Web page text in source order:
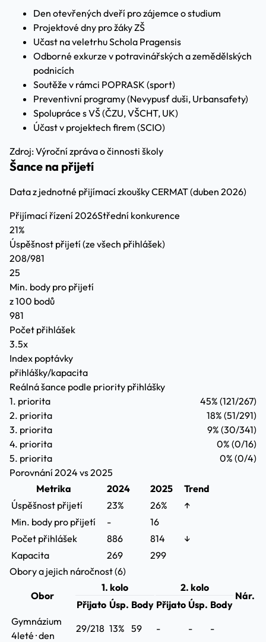
Den otevřených dveří pro zájemce o studium
Projektové dny pro žáky ZŠ
Učast na veletrhu Schola Pragensis
Odborné exkurze v potravinářských a zemědělských
podnicích
Soutěže v rámci POPRASK (sport)
Preventivní programy (Nevypusť duši, Urbansafety)
Spolupráce s VŠ (ČZU, VŠCHT, UK)
Účast v projektech firem (SCIO)
Zdroj: Výroční zpráva o činnosti školy
Šance na přijetí
Data z jednotné přijímací zkoušky CERMAT (duben 2026)
Přijímací řízení 2026Střední konkurence
21%
Úspěšnost přijetí(ze všech přihlášek)
208/981
25
Min. body pro přijetí
z 100 bodů
981
Počet přihlášek
3.5x
Index poptávky
přihlášky/kapacita
Reálná šance podle priority přihlášky
1. priorita
45% (121/267)
2. priorita
18% (51/291)
3. priorita
9% (30/341)
4. priorita
0% (0/16)
5. priorita
0% (0/4)
Porovnání 2024 vs 2025
Metrika
2024 2025
Trend
Úspěšnost přijetí
23% 26%
↑
Min. body pro přijetí
-
16
Počet přihlášek
886 814
↓
Kapacita
269
299
Obory a jejich náročnost (6)
Obor
1. kolo 2. kolo
Nár.
Přijato Úsp. Body Přijato Úsp. Body
Gymnázium
4leté · den
29/218 13% 59 - -
-